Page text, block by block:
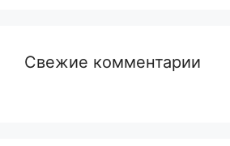
Свежие комментарии